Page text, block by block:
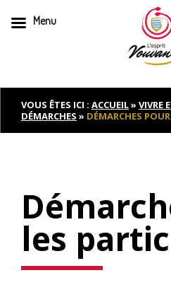
to
contentVOUS ÊTES ICI : ACCUEIL» VIVRE
DÉMARCHES » DÉMARCHES
les
Menu